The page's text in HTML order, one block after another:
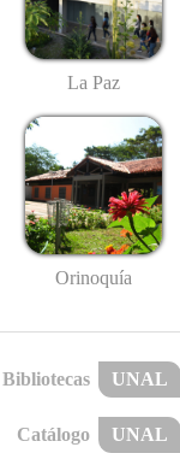
La Paz
Orinoquía
Bibliotecas UNAL
Catálogo UNAL